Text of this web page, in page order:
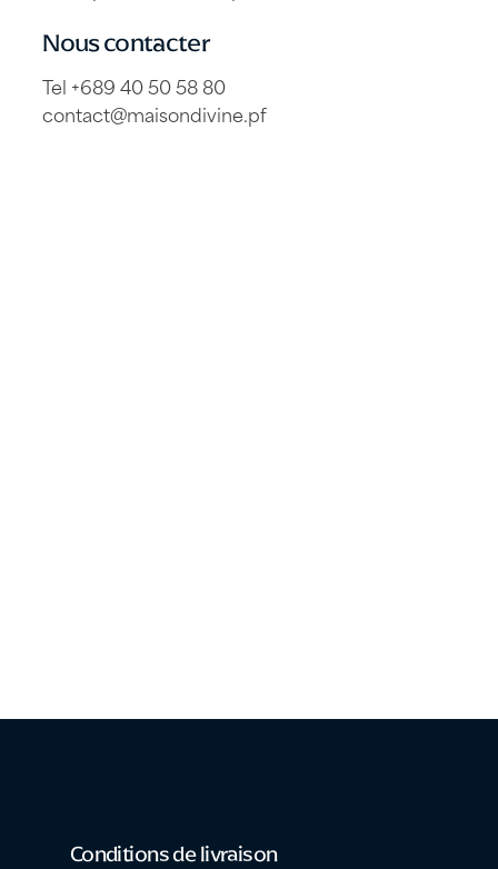
Nous contacter
Tel +689 40 50 58 80
contact@maisondivine.pf
Conditions de livraison